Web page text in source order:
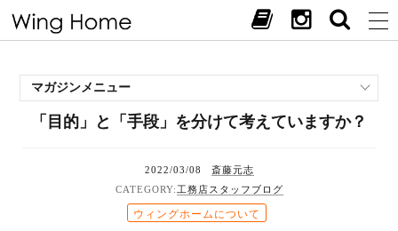
マガジンメニュー
施工事例
見学会・イベント
「目的」と「手段」を分けて考えていますか？
2022/03/08
斎藤元志
工務店スタッフブログ
ウィングホームについて